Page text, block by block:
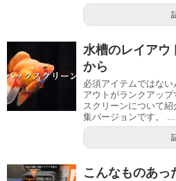
水槽のレイアウ
から
必須アイテムではな
アウトがランクアッ
スクリーンについて
集バージョンです。 ...
こんなものあ